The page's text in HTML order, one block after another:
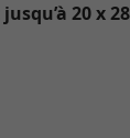
20 x